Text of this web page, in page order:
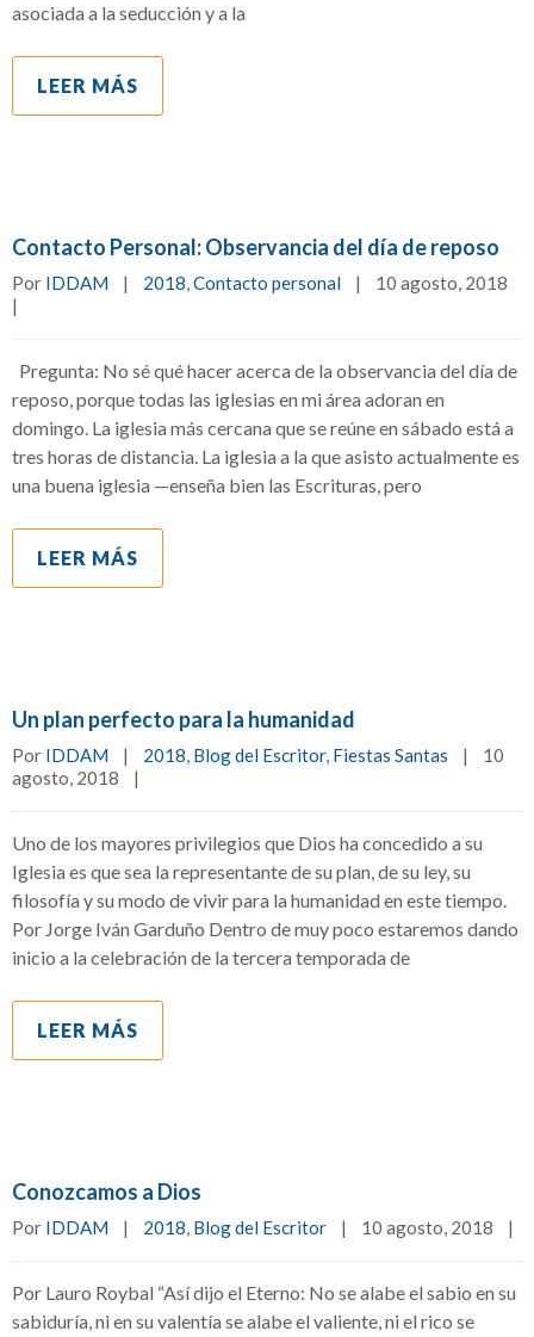
asociada a la seducción y a la
LEER MÁS
Contacto Personal: Observancia del día de reposo
Por IDDAM | 2018, Contacto personal |
|
Pregunta: No sé qué hacer acerca de la observancia del día de
reposo, porque todas las iglesias en mi área adoran en
domingo. La iglesia más cercana que se reúne en sábado está a
tres horas de distancia. La iglesia a la que asisto actualmente es
una buena iglesia —enseña bien las Escrituras, pero
LEER MÁS
Un plan perfecto para la humanidad
Por IDDAM | 2018, Blog del Escritor, Fiestas Santas |
10
agosto, 2018 |
Uno de los mayores privilegios que Dios ha concedido a su
Iglesia es que sea la representante de su plan, de su ley, su
filosofía y su modo de vivir para la humanidad en este tiempo.
Por Jorge Iván Garduño Dentro de muy poco estaremos dando
inicio a la celebración de la tercera temporada de
LEER MÁS
Conozcamos a Dios
Por IDDAM | 2018, Blog del Escritor | 10 agosto, 2018 |
Por Lauro Roybal “Así dijo el Eterno: No se alabe el sabio en su
sabiduría, ni en su valentía se alabe el valiente, ni el rico se